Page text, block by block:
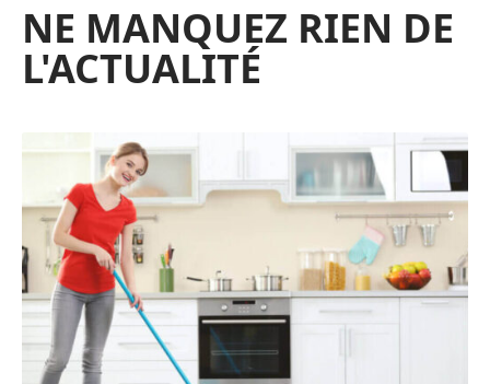
NE MANQUEZ RIEN DE
L'ACTUALITÉ